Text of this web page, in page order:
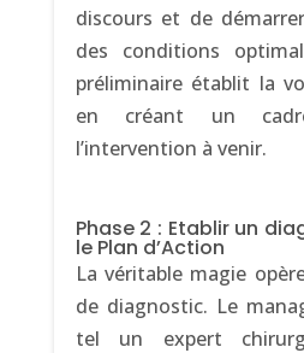
discours et de
des conditions
préliminaire établit la
en créant un
l’intervention à venir.
Phase 2 : Etablir un
le Plan d’Action
La véritable magie
de diagnostic. Le
tel un expert